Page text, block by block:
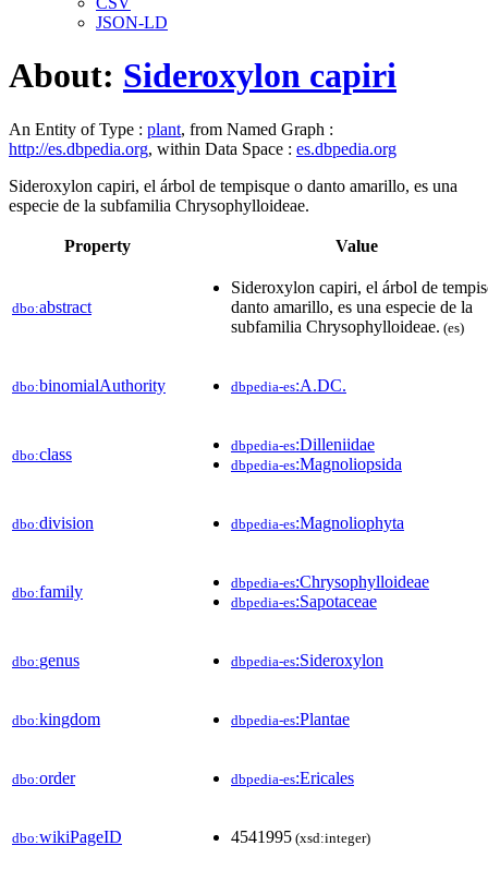
JSON-LD
About: Sideroxylon capiri
An Entity of Type : plant, from Named Graph :
http://es.dbpedia.org, within Data Space : es.dbpedia.org
Sideroxylon capiri, el árbol de tempisque o danto amarillo, es una
especie de la subfamilia Chrysophylloideae.
Property Value
dbo:abstract
Sideroxylon capiri, el árbol de
danto amarillo, es una especie de la
subfamilia Chrysophylloideae. (es)
dbo:binomialAuthority dbpedia-es:A.DC.
dbo:class dbpedia-es:Dilleniidae
dbpedia-es:Magnoliopsida
dbo:division dbpedia-es:Magnoliophyta
dbo:family dbpedia-es:Chrysophylloideae
dbpedia-es:Sapotaceae
dbo:genus dbpedia-es:Sideroxylon
dbo:kingdom dbpedia-es:Plantae
dbo:order dbpedia-es:Ericales
dbo:wikiPageID 4541995 (xsd:integer)